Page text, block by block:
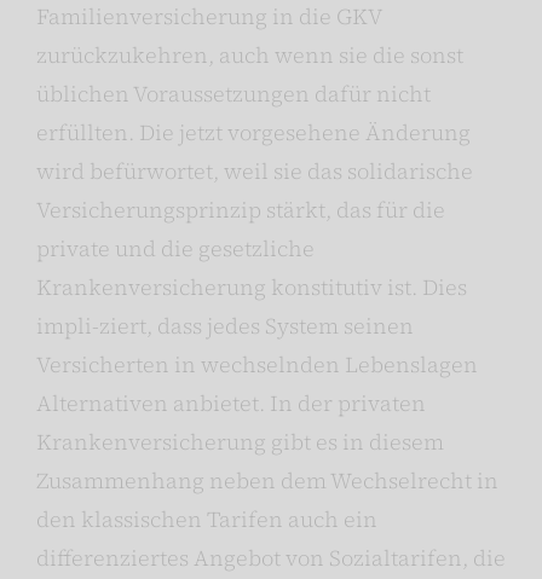
Familienversicherung in die GKV
zurückzukehren, auch wenn sie die sonst
üblichen Voraussetzungen dafür nicht
erfüllten. Die jetzt vorgesehene Änderung
wird befürwortet, weil sie das solidarische
Versicherungsprinzip stärkt, das für die
private und die gesetzliche
Krankenversicherung konstitutiv ist. Dies
impli-ziert, dass jedes System seinen
Versicherten in wechselnden Lebenslagen
Alternativen anbietet. In der privaten
Krankenversicherung gibt es in diesem
Zusammenhang neben dem Wechselrecht in
den klassischen Tarifen auch ein
differenziertes Angebot von Sozialtarifen, die